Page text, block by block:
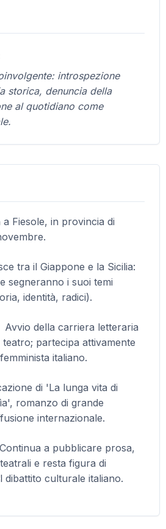
introspezione
storica, denuncia della
al quotidiano come
a Fiesole, in provincia di
tra il Giappone e la Sicilia:
segneranno i suoi temi
identità, radici).
Avvio della carriera letteraria
partecipa attivamente
italiano.
di 'La lunga vita di
romanzo di grande
internazionale.
Continua a pubblicare prosa,
e resta figura di
dibattito culturale italiano.